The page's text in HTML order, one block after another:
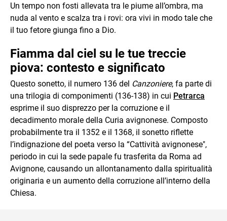
Un tempo non fosti allevata tra le piume all’ombra, ma
nuda al vento e scalza tra i rovi: ora vivi in modo tale che
il tuo fetore giunga fino a Dio.
Fiamma dal ciel su le tue treccie
piova: contesto e significato
Questo sonetto, il numero 136 del Canzoniere, fa parte di
una trilogia di componimenti (136-138) in cui Petrarca
esprime il suo disprezzo per la corruzione e il
decadimento morale della Curia avignonese. Composto
probabilmente tra il 1352 e il 1368, il sonetto riflette
l’indignazione del poeta verso la “Cattività avignonese",
periodo in cui la sede papale fu trasferita da Roma ad
Avignone, causando un allontanamento dalla spiritualità
originaria e un aumento della corruzione all’interno della
Chiesa.